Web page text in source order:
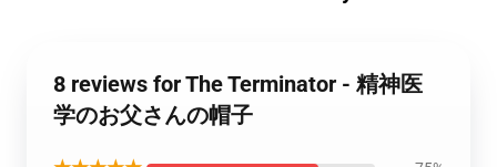
8 reviews for The Terminator - 精神医
学のお父さんの帽子